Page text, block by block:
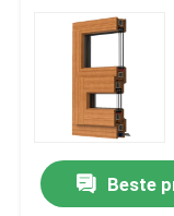
Beste